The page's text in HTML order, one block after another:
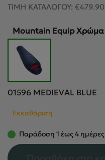
was:
τιμή
€407.90.
ΤΙΜΗ ΚΑΤΑΛΟΓΟΥ: €479.90
Mountain Equip Χρώμα
01596 MEDIEVAL BLUE
Εκκαθάριση
Παράδοση 1 έως 4 ημέρες